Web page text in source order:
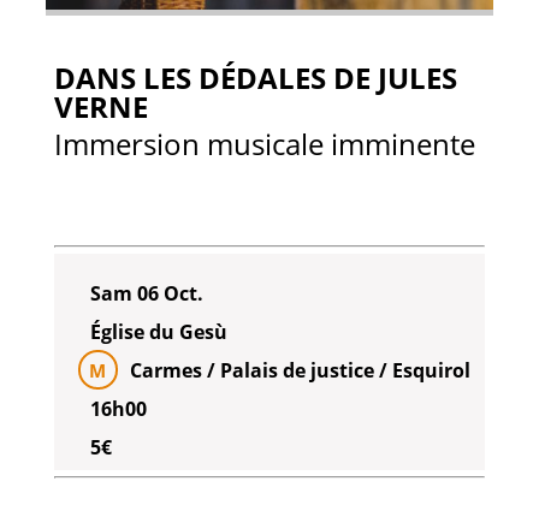
DANS LES DÉDALES DE JULES
VERNE
Immersion musicale imminente
Sam 06 Oct.
Église du Gesù
M
Carmes / Palais de justice / Esquirol
16h00
5€